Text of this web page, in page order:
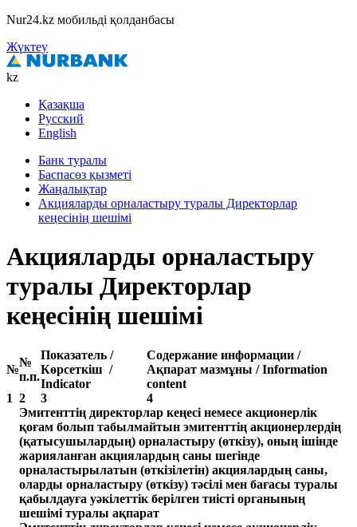
Nur24.kz мобильді қолданбасы
Жүктеу
kz
Қазақша
Русский
English
Банк туралы
Баспасөз қызметі
Жаңалықтар
Акцияларды орналастыру туралы Директорлар
кеңесінің шешімі
Акцияларды орналастыру
туралы Директорлар
кеңесінің шешімі
№
№
п.п.
Показатель /
Көрсеткіш /
Indicator
Содержание информации /
Ақпарат мазмұны / Information
content
1 2 3
4
Эмитенттің директорлар кеңесі немесе акционерлік
қоғам болып табылмайтын эмитенттің акционерлердің
(қатысушылардың) орналастыру (өткізу), оның ішінде
жарияланған акциялардың саны шегінде
орналастырылатын (өткізілетін) акциялардың саны,
оларды орналастыру (өткізу) тәсілі мен бағасы туралы
қабылдауға уәкілеттік берілген тиісті органының
шешімі туралы ақпарат